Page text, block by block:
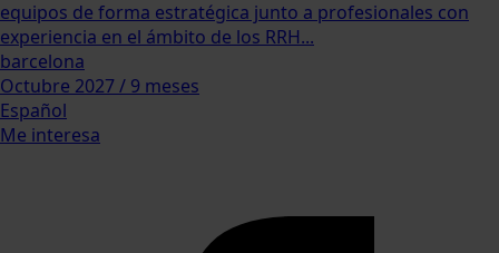
equipos de forma estratégica junto a profesionales con
experiencia en el ámbito de los RRH...
barcelona
Octubre 2027 / 9 meses
Español
Me interesa